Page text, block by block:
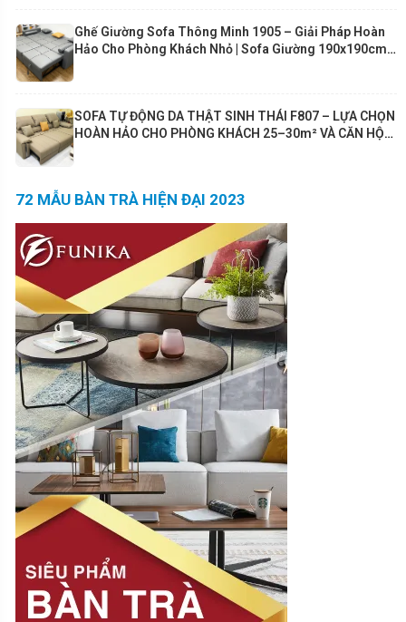
Ghế Giường Sofa Thông Minh 1905 – Giải Pháp Hoàn
Hảo Cho Phòng Khách Nhỏ | Sofa Giường 190x190cm
SOFA TỰ ĐỘNG DA THẬT SINH THÁI F807 – LỰA CHỌN
HOÀN HẢO CHO PHÒNG KHÁCH 25–30m² VÀ CĂN HỘ
72 MẪU BÀN TRÀ HIỆN ĐẠI 2023